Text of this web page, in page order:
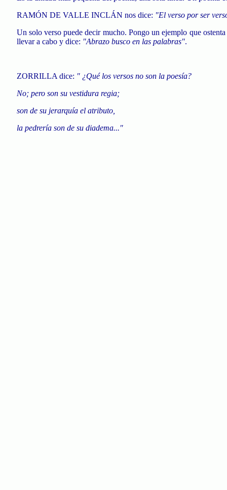
RAMÓN DE VALLE INCLÁN nos dice: "El verso por ser
Un solo verso puede decir mucho. Pongo un ejemplo que
llevar a cabo y dice: "Abrazo busco en las palabras".
ZORRILLA dice: " ¿Qué los versos no son la poesía?
No; pero son su vestidura regia;
son de su jerarquía el atributo,
la pedrería son de su diadema..."